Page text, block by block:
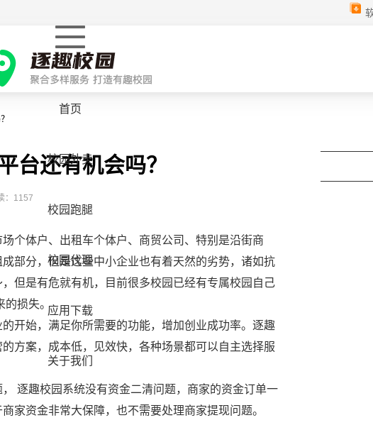
首页
校园外卖
校园跑腿
校园代理
应用下载
关于我们
台还有机会吗？
：1157
个体户、出租车个体户、商贸公司、特别是沿街商
部分，但是这些中小企业也有着天然的劣势，诸如抗
但是有危就有机，目前很多校园已经有专属校园自己
的损失。
开始，满足你所需要的功能，增加创业成功率。逐趣
方案，成本低，见效快，各种场景都可以自主选择服
逐趣校园系统没有资金二清问题，商家的资金订单一
家资金非常大保障，也不需要处理商家提现问题。